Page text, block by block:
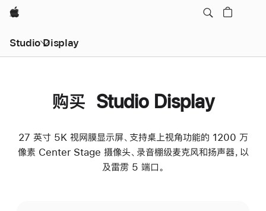
Apple
Studio Display
购买 Studio Display
27 英寸 5K 视网膜显示屏、支持桌上视角功能的 1200 万
像素 Center Stage 摄像头、录音棚级麦克风和扬声器，以
及雷雳 5 端口。